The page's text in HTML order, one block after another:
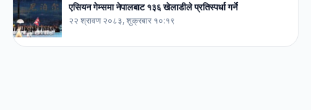
एसियन गेम्समा नेपालबाट १३६ खेलाडीले प्रतिस्पर्धा गर्ने
२२ श्रावण २०८३, शुक्रबार १०:१९